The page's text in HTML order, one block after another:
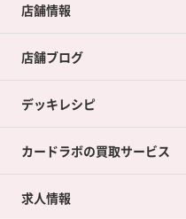
店舗情報
店舗ブログ
デッキレシピ
カードラボの買取サービス
カードラボの買取サービスTOP
求人情報